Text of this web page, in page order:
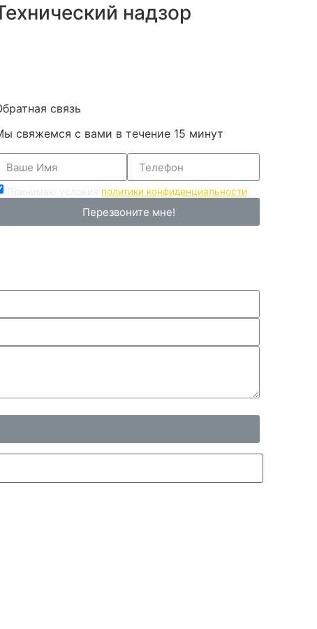
надзор
связь
свяжемся с вами в течение 15 минут
политики конфиденциальности
Перезвоните мне!